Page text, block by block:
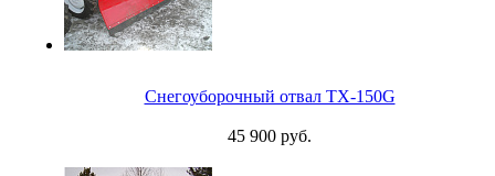
Снегоуборочный отвал TX-150G
45 900 руб.